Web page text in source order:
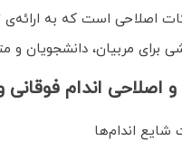
اصلاحی است که به ارائه‌ی
مربیان، دانشجویان
اندام فوقانی
شایع اندام‌ها